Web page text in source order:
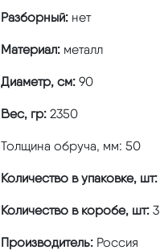
Разборный: нет
Материал: металл
Диаметр, см: 90
Вес, гр: 2350
Толщина обруча, мм: 50
Количество в упаковке, шт:
Количество в коробе, шт: 3
Производитель: Россия